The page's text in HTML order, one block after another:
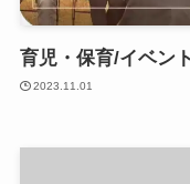
育児・保育/イベン
2023.11.01